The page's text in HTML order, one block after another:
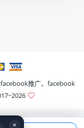
推广、facebook
×